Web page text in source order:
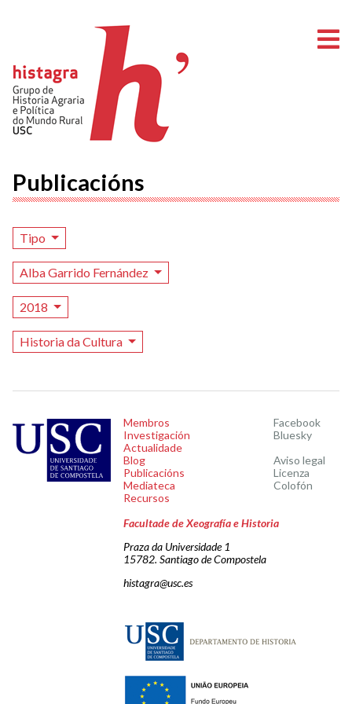
Publicacións
Tipo
Alba Garrido Fernández
2018
Historia da Cultura
Membros
Investigación
Actualidade
Blog
Publicacións
Mediateca
Recursos
Facebook
Bluesky
Aviso legal
Licenza
Colofón
Facultade de Xeografía e Historia
Praza da Universidade 1
15782. Santiago de Compostela
histagra@usc.es